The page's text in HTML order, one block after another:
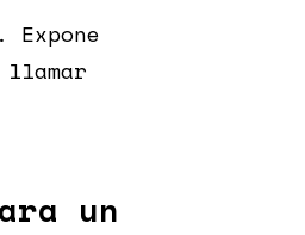
llamar
un